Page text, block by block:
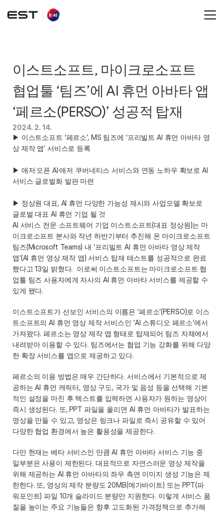
이스트소프트, 마이크로소프트
협업툴 ‘팀즈’에 AI 휴먼 아바타 앱
‘페르소(PERSO)’ 성공적 탑재
2024. 2. 14.
▶ 이스트소프트 ‘페르소’, MS 팀즈에 ‘프리빌트 AI 휴먼 아바타 영
상 제작 앱’ 서비스로 등록
▶ 애저·오픈 AI·애저 쿠버네티스 서비스와 연동 노하우 확보로 AI
서비스 글로벌화 발판 마련
▶ 정상원 대표, AI 휴먼 다양한 가능성 제시와 사업모델 확보로
글로벌 대표 AI 휴먼 기업 될 것
AI 서비스 전문 소프트웨어 기업 이스트소프트(대표 정상원)는 마
이크로소프트 본사와 작년 하반기부터 추진해 온 마이크로소프트
팀즈(Microsoft Teams) 내 ‘프리빌트 AI 휴먼 아바타 영상 제작
앱’(AI 휴먼 영상 제작 앱) 서비스 탑재 테스트를 성공적으로 완료
했다고 13일 밝혔다.  이로써 이스트소프트는 마이크로소프트 협
업툴 팀즈 사용자에게 자사의 AI 휴먼 아바타 서비스를 제공할 수
있게 됐다.
이스트소프트가 선보인 서비스의 이름은 ‘페르소’(PERSO)로 이스
트소프트의 AI 휴먼 영상 제작 서비스인 ‘AI 스튜디오 페르소’에서
가져왔다. 페르소는 영상 제작 앱 형태로 탑재되어 팀즈 자체에서
내려받아 이용할 수 있다. 팀즈에서는 협업 기능 강화를 위해 다양
한 확장 서비스를 앱으로 제공하고 있다.
페르소의 이용 방법은 매우 간단하다. 서비스에서 기본적으로 제
공하는 AI 휴먼 캐릭터, 영상 구도, 국가 및 음성 등을 선택해 기본
적인 설정을 마친 후 텍스트를 입력하면 사용자가 원하는 영상이
즉시 생성된다. 또, PPT 파일을 올리면 AI 휴먼 아바타가 발표하는
영상을 만들 수 있고, 영상은 링크나 파일로 즉시 공유할 수 있어
다양한 협업 환경에서 높은 활용성을 제공한다.
다만 현재는 베타 서비스인 만큼 AI 휴먼 아바타 서비스 기능 중
일부분은 사용이 제한된다. 대표적으로 자연스러운 영상 제작을
위해 제공하는 AI 휴먼 아바타의 좌우 측면 이미지 생성 기능은 제
한한다. 또, 영상의 제작 분량도 20MB(메가바이트) 또는 PPT(파
워포인트) 파일 10개 슬라이드 분량만 지원한다. 이렇게 서비스 품
질을 높이는 주요 기능들은 향후 고도화된 가격정책으로 추가해